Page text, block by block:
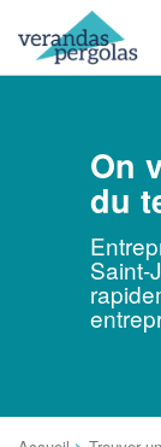
On
du
Saint-